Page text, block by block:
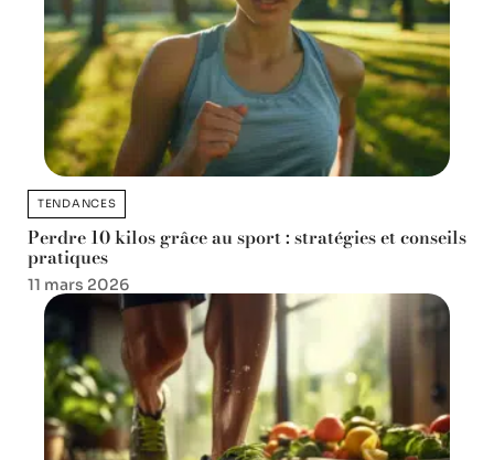
TENDANCES
Perdre 10 kilos grâce au sport : stratégies et conseils
pratiques
11 mars 2026